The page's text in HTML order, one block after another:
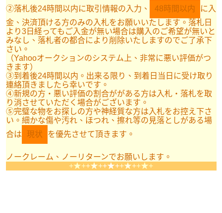
②落札後24時間以内に取引情報の入力、
48時間以内
に入
金、決済頂ける方のみの入札をお願いいたします。落札日
より3日経ってもご入金が無い場合は購入のご希望が無いと
みなし、落札者の都合により削除いたしますのでご了承下
さい。
（Yahooオークションのシステム上、非常に悪い評価がつ
きます）
③到着後24時間以内。出来る限り、到着日当日に受け取り
連絡頂きましたら幸いです。
④新規の方・悪い評価の割合ががある方は入札・落札を取
り消させていただく場合がございます。
⑤完璧な物をお探しの方や神経質な方は入札をお控え下さ
い。細かな傷や汚れ、ほつれ、擦れ等の見落としがある場
合は
現状 を優先させて頂きます。
ノークレーム、ノーリターンでお願いします。
+★++★++★++★++★+